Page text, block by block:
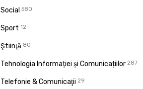
Social 580
Sport 12
Ştiinţă 80
Tehnologia Informației și Comunicațiilor 287
Telefonie & Comunicaţii 29